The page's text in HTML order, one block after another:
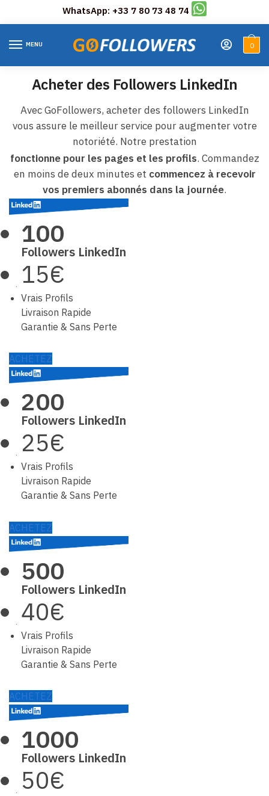
WhatsApp: +33 7 80 73 48 74
MENU 0
Acheter des Followers LinkedIn
Avec GoFollowers, acheter des followers LinkedIn
vous assure le meilleur service pour augmenter votre
notoriété. Notre prestation
fonctionne pour les pages et les profils. Commandez
en moins de deux minutes et commencez à recevoir
vos premiers abonnés dans la journée.
100
Followers LinkedIn
15€
Vrais Profils
Livraison Rapide
Garantie & Sans Perte
ACHETEZ
200
Followers LinkedIn
25€
Vrais Profils
Livraison Rapide
Garantie & Sans Perte
ACHETEZ
500
Followers LinkedIn
40€
Vrais Profils
Livraison Rapide
Garantie & Sans Perte
ACHETEZ
1000
Followers LinkedIn
50€